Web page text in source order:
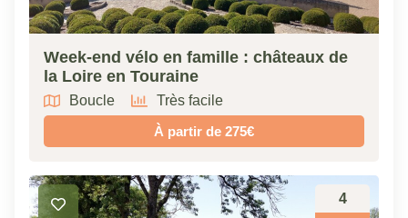
Week-end vélo en famille : châteaux de
la Loire en Touraine
Boucle
Très facile
À partir de 275€
4